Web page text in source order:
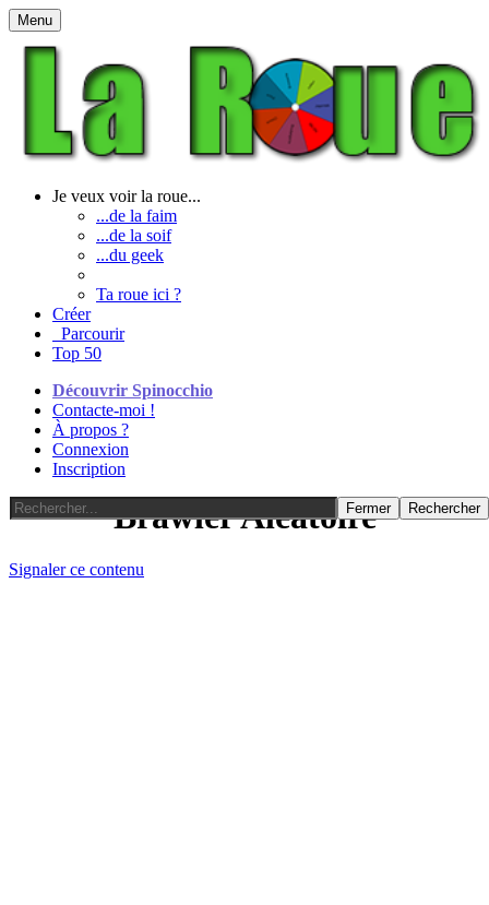
Menu
Je veux voir la roue...
...de la faim
...de la soif
...du geek
Ta roue ici ?
Créer
Parcourir
Top 50
Découvrir Spinocchio
Contacte-moi !
À propos ?
Connexion
Inscription
Fermer Rechercher
Brawler Aléatoire
Signaler ce contenu